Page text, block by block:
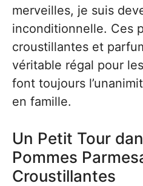
merveilles, je suis
inconditionnelle. Ces
croustillantes et
véritable régal pour
font toujours
en famille.
Un Petit Tour
Pommes
Croustillantes